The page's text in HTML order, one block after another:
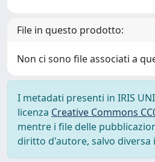
File in questo prodotto:
Non ci sono file associati a
I metadati presenti in IRIS
licenza Creative Commons
mentre i file delle
diritto d'autore, salvo diversa